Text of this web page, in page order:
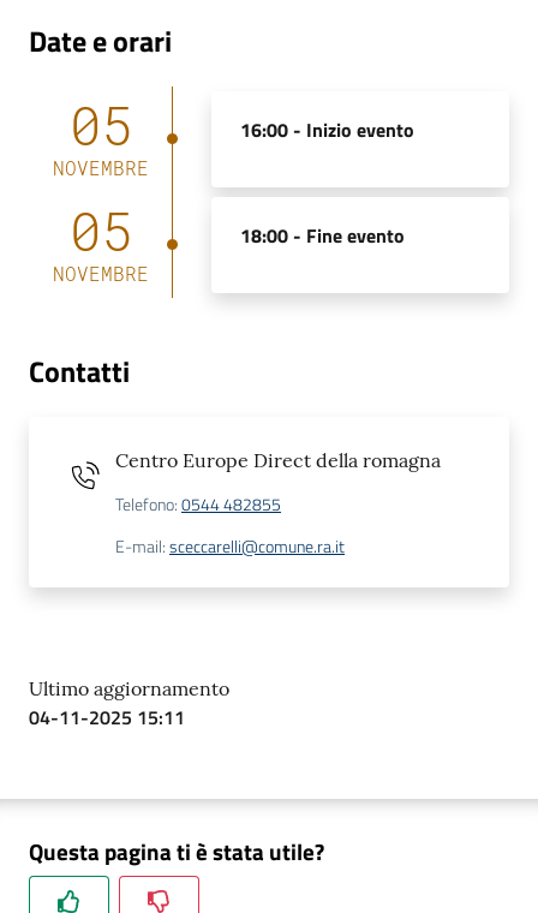
Date e orari
05
NOVEMBRE
16:00 - Inizio evento
05
NOVEMBRE
18:00 - Fine evento
Contatti
Centro Europe Direct della romagna
Telefono:0544 482855
E-mail:sceccarelli@comune.ra.it
Ultimo aggiornamento
04-11-2025 15:11
Questa pagina ti è stata utile?